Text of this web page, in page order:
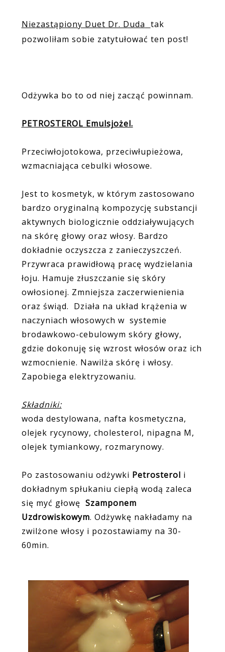
Niezastąpiony Duet Dr. Duda tak
pozwoliłam sobie zatytułować ten post!
Odżywka bo to od niej zacząć powinnam.
PETROSTEROL Emulsjożel.
Przeciwłojotokowa, przeciwłupieżowa,
wzmacniająca cebulki włosowe.
Jest to kosmetyk, w którym zastosowano
bardzo oryginalną kompozycję substancji
aktywnych biologicznie oddziaływujących
na skórę głowy oraz włosy. Bardzo
dokładnie oczyszcza z zanieczyszczeń.
Przywraca prawidłową pracę wydzielania
łoju. Hamuje złuszczanie się skóry
owłosionej. Zmniejsza zaczerwienienia
oraz świąd. Działa na układ krążenia w
naczyniach włosowych w systemie
brodawkowo-cebulowym skóry głowy,
gdzie dokonuję się wzrost włosów oraz ich
wzmocnienie. Nawilża skórę i włosy.
Zapobiega elektryzowaniu.
Składniki:
woda destylowana, nafta kosmetyczna,
olejek rycynowy, cholesterol, nipagna M,
olejek tymiankowy, rozmarynowy.
Po zastosowaniu odżywki Petrosterol i
dokładnym spłukaniu ciepłą wodą zaleca
się myć głowę Szamponem
Uzdrowiskowym. Odżywkę nakładamy na
zwilżone włosy i pozostawiamy na 30-
60min.